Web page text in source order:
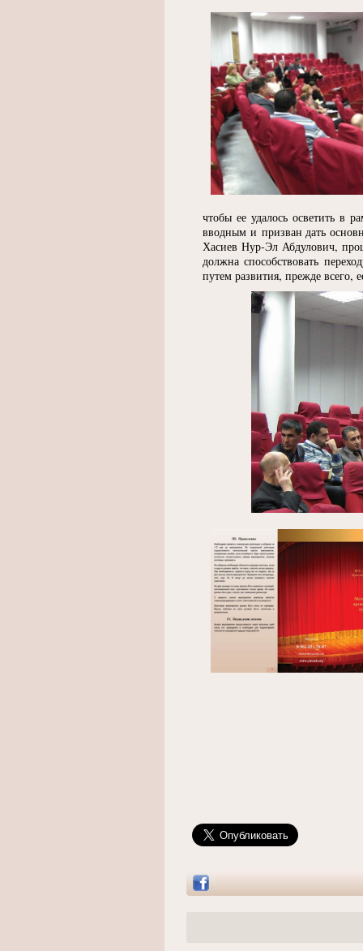
чтобы ее удалось осветить в
вводным и призван дать
Хасиев Нур-Эл Абдулович,
должна способствовать
путем развития, прежде всего,